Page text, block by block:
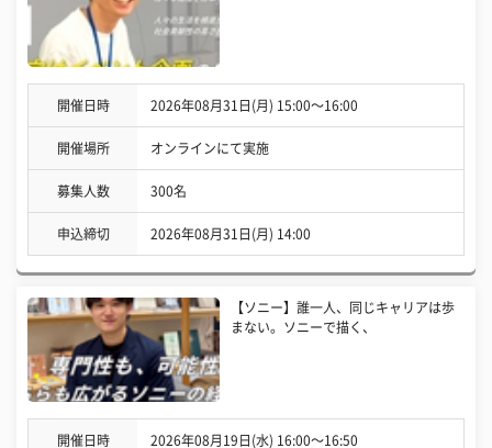
開催日時 2026年08月31日(月) 15:00〜16:00
開催場所 オンラインにて実施
募集人数 300名
申込締切 2026年08月31日(月) 14:00
【ソニー】誰一人、同じキャリアは歩
まない。ソニーで描く、
開催日時 2026年08月19日(水) 16:00〜16:50